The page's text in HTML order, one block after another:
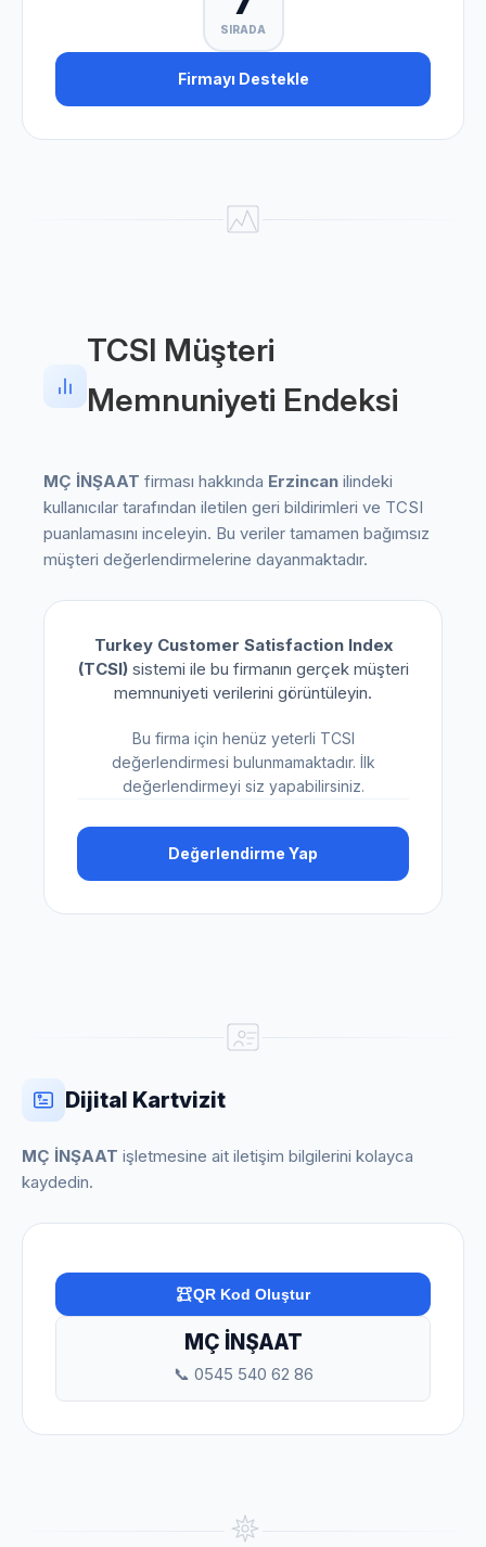
SIRADA
Firmayı Destekle
TCSI Müşteri
Memnuniyeti Endeksi
MÇ İNŞAAT firması hakkında Erzincan ilindeki
kullanıcılar tarafından iletilen geri bildirimleri ve TCSI
puanlamasını inceleyin. Bu veriler tamamen bağımsız
müşteri değerlendirmelerine dayanmaktadır.
Turkey Customer Satisfaction Index
(TCSI)sistemi ile bu firmanın gerçek müşteri
memnuniyeti verilerini görüntüleyin.
Bu firma için henüz yeterli TCSI
değerlendirmesi bulunmamaktadır. İlk
değerlendirmeyi siz yapabilirsiniz.
Değerlendirme Yap
Dijital Kartvizit
MÇ İNŞAAT işletmesine ait iletişim bilgilerini kolayca
kaydedin.
QR Kod Oluştur
MÇ İNŞAAT
📞 0545 540 62 86